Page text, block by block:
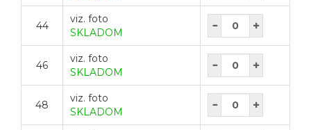
44
viz. foto
SKLADOM
46
viz. foto
SKLADOM
48
viz. foto
SKLADOM